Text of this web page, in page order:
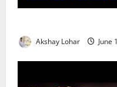
Akshay Lohar June